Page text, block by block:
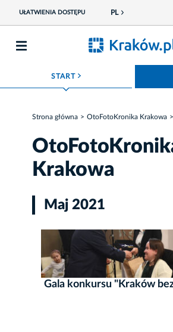
UŁATWIENIA DOSTĘPU PL
START ROZWIŃ MENU
Strona główna OtoFotoKronika Krakowa
Krakowa
Maj 2021
Gala konkursu "Kraków